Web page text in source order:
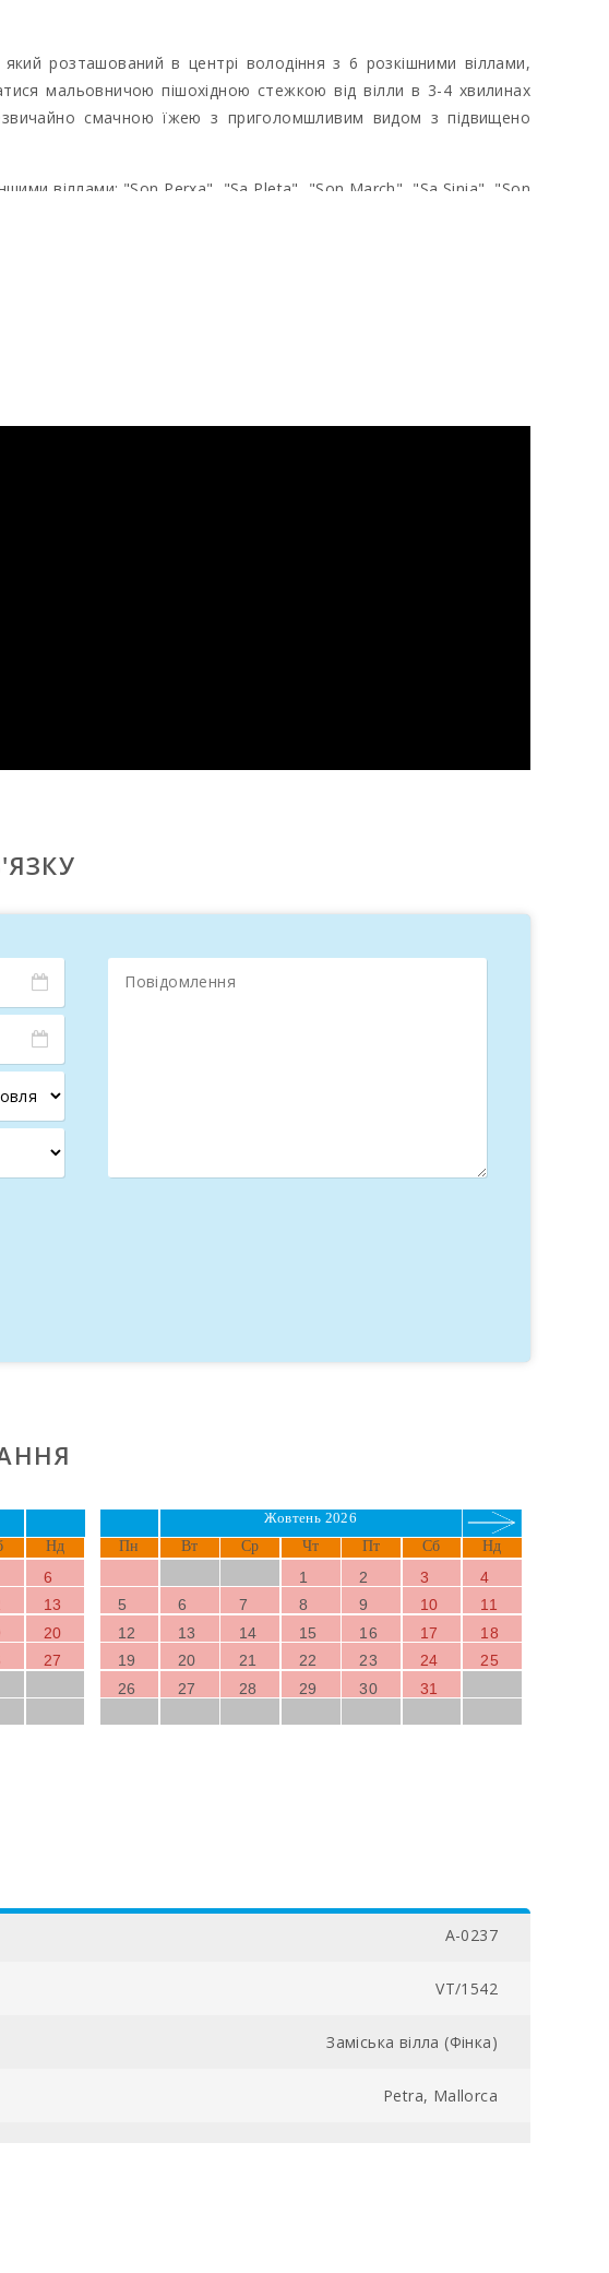
розташований в центрі володіння з 6 розкішними віллами,
мальовничою пішохідною стежкою від вілли в 3-4 хвилинах
смачною їжею з приголомшливим видом з підвищено
віллами: "Son Perxa", "Sa Pleta", "Son March", "Sa Sinia", "Son
Нд
6
13
20
27
Жовтень 2026
Пн Вт Ср Чт Пт Сб Нд
1 2 3
4
5
6 7 8 9 10
11
12
13 14 15 16 17
18
19
20 21 22 23 24
25
26
27 28 29 30 31
A-0237
VT/1542
Заміська вілла (Фінка)
Petra, Mallorca